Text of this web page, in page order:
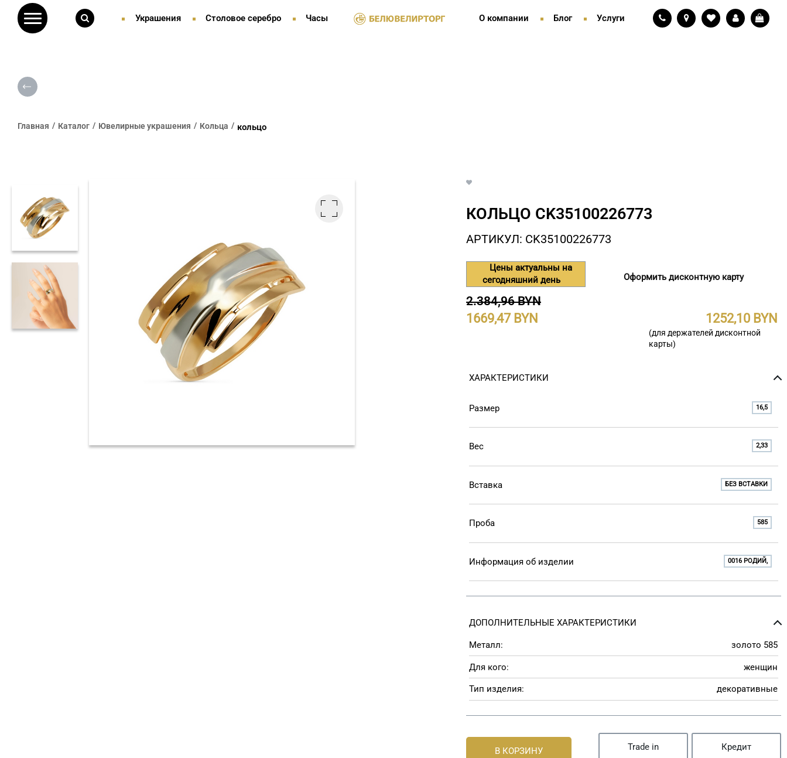
Украшения Столовое серебро Часы О компании Блог Услуги
Главная Каталог Ювелирные украшения Кольца кольцо
КОЛЬЦО СK35100226773
АРТИКУЛ: СK35100226773
Цены актуальны на
сегодняшний день
Оформить дисконтную карту
2.384,96 BYN
1669,47 1252,10
(для держателей дисконтной
карты)
ХАРАКТЕРИСТИКИ
Размер 16,5
Вес 2,33
Вставка БЕЗ ВСТАВКИ
Проба 585
Информация об изделии 0016 РОДИЙ,
ДОПОЛНИТЕЛЬНЫЕ ХАРАКТЕРИСТИКИ
Металл: золото 585
Для кого: женщин
Тип изделия: декоративные
В КОРЗИНУ Trade in Кредит